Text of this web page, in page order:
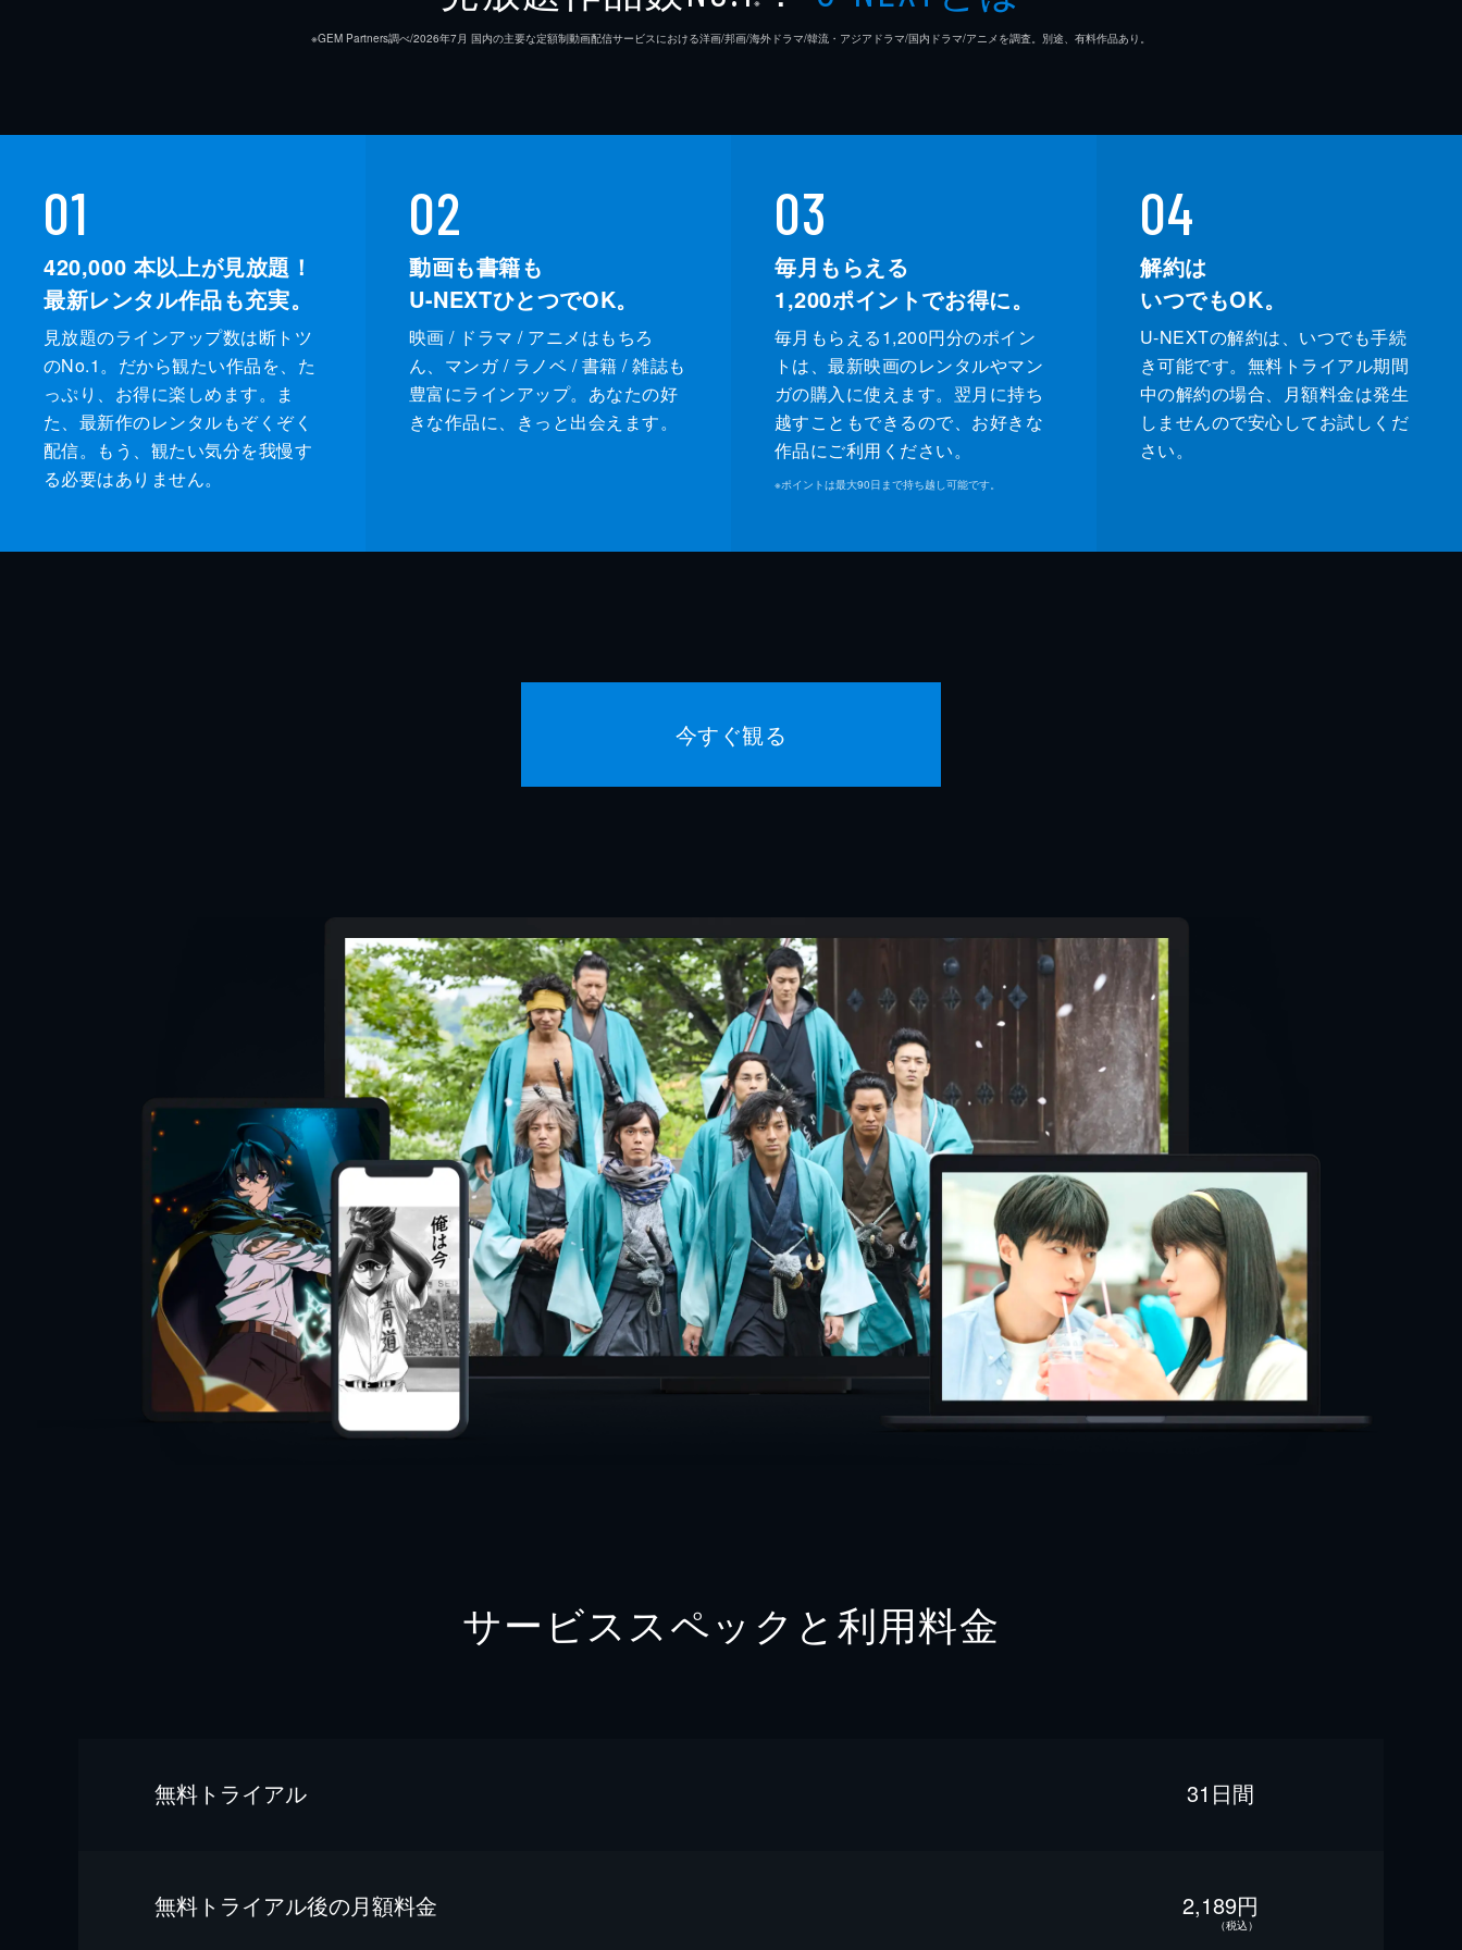
※GEM Partners調べ/2026年7⽉ 国内の主要な定額制動画配信サービスにおける洋画/邦画/海外ドラマ/韓流・アジアドラマ/国内ドラマ/アニメを調査。別途、有料作品あり。
01
420,000 本以上が見放題！
最新レンタル作品も充実。
見放題のラインアップ数は断トツ
のNo.1。だから観たい作品を、た
っぷり、お得に楽しめます。ま
た、最新作のレンタルもぞくぞく
配信。もう、観たい気分を我慢す
る必要はありません。
02
動画も書籍も
U-NEXTひとつでOK。
映画 / ドラマ / アニメはもちろ
ん、マンガ / ラノベ / 書籍 / 雑誌も
豊富にラインアップ。あなたの好
きな作品に、きっと出会えます。
03
毎月もらえる
1,200ポイントでお得に。
毎月もらえる1,200円分のポイン
トは、最新映画のレンタルやマン
ガの購入に使えます。翌月に持ち
越すこともできるので、お好きな
作品にご利用ください。
※ポイントは最大90日まで持ち越し可能です。
04
解約は
いつでもOK。
U-NEXTの解約は、いつでも手続
き可能です。無料トライアル期間
中の解約の場合、月額料金は発生
しませんので安心してお試しくだ
さい。
今すぐ観る
サービススペックと利用料金
無料トライアル 31日間
無料トライアル後の⽉額料金 2,189円
（税込）